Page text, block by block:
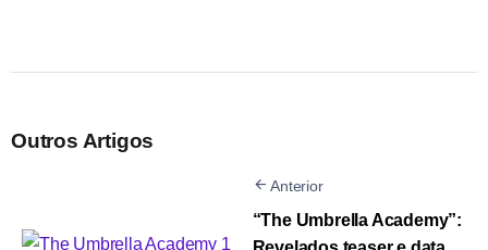
Outros Artigos
Anterior
“The Umbrella Academy”: